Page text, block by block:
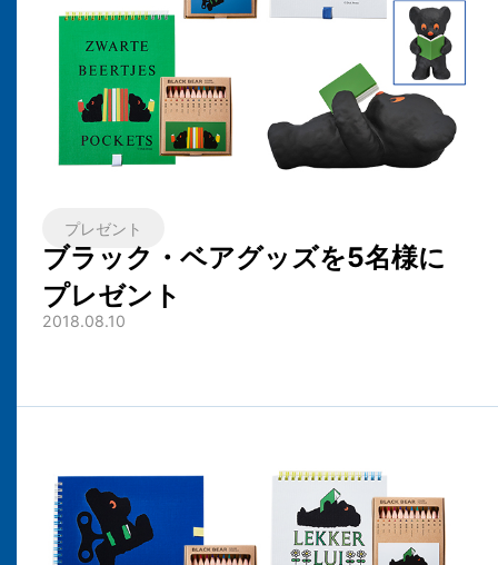
プレゼント
ブラック・ベアグッズを5名様に
プレゼント
2018.08.10